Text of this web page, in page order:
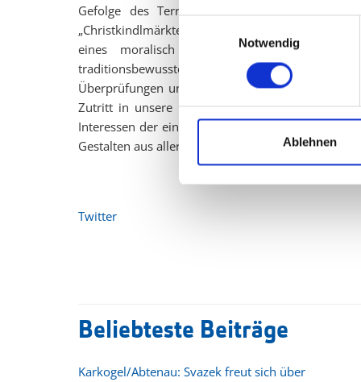
Notwendig
Ablehnen
Gefolge des Terroranschlags das Tragen
„Christkindlmärkte, Volksfeste und
eines moralisch bankrotten Asylsystems
traditionsbewussten Bürgern. Und trotzdem
Überprüfungen unterziehen müssen, während
Zutritt in unsere Gesellschaft erzwingen kann.
Interessen der einheimischen Bevölkerung
Gestalten aus aller Herren Länder.“
Twitter
Beliebteste Beiträge
Karkogel/Abtenau: Svazek freut sich über